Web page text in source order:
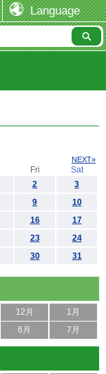
Language
NEXT»
Fri
Sat
2
3
9
10
16
17
23
24
30 31
12月
1月
6月 7月